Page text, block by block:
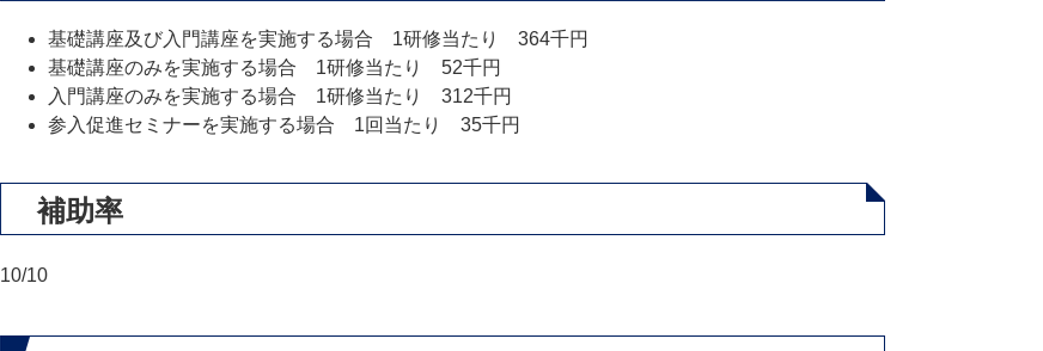
基礎講座及び入門講座を実施する場合 1研修当たり 364千円
基礎講座のみを実施する場合 1研修当たり 52千円
入門講座のみを実施する場合 1研修当たり 312千円
参入促進セミナーを実施する場合 1回当たり 35千円
補助率
10/10